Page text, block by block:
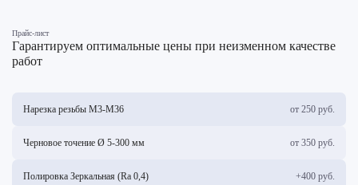
Прайс-лист
Гарантируем оптимальные цены при неизменном качестве
работ
Нарезка резьбы М3-М36 от 250 руб.
Черновое точение Ø 5-300 мм от 350 руб.
Полировка Зеркальная (Ra 0,4) +400 руб.